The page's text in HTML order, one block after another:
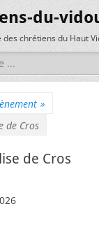
du-
des chrétiens du Haut
»
de Cros
de Cros